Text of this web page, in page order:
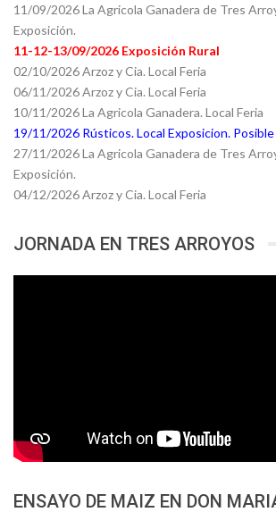
11/09/2026 La Agricola Ganadera de Tres
Exposición.
11-12-13/09/2026 Exposición Rural
02/10/2026 Arzoz y Cia. Local Feria
06/11/2026 Arzoz y Cia. Local Feria
10/11/2026 La Agricola Ganadera. Local Feria
19/11/2026 Rústicos. Local Exposicion.
27/11/2026 La Agricola Ganadera de Tres
Exposición.
04/12/2026 Arzoz y Cia. Local Feria
JORNADA EN TRES ARROYOS
ENSAYO DE MAIZ EN DON